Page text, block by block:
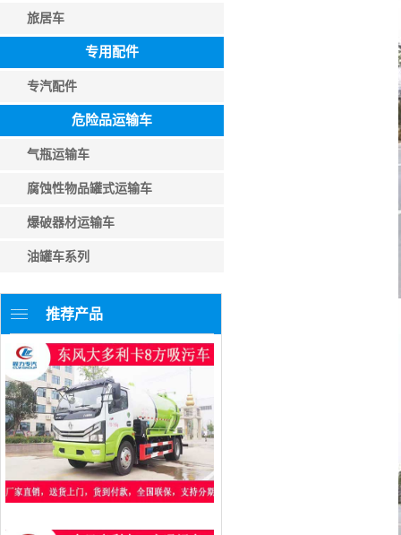
旅居车
专用配件
专汽配件
危险品运输车
气瓶运输车
腐蚀性物品罐式运输车
爆破器材运输车
油罐车系列
推荐产品